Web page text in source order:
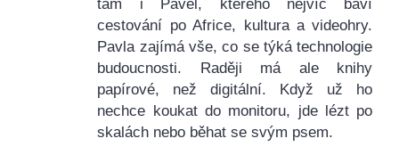
tam i Pavel, kterého nejvíc baví
cestování po Africe, kultura a videohry.
Pavla zajímá vše, co se týká technologie
budoucnosti. Raději má ale knihy
papírové, než digitální. Když už ho
nechce koukat do monitoru, jde lézt po
skalách nebo běhat se svým psem.